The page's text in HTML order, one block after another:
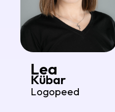
Lea
Kübar
Logopeed